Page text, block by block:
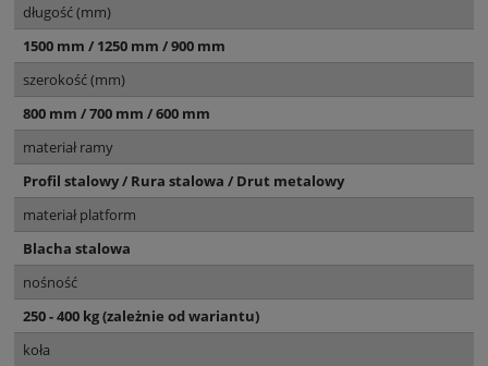
długość (mm)
1500 mm / 1250 mm / 900 mm
szerokość (mm)
800 mm / 700 mm / 600 mm
materiał ramy
Profil stalowy / Rura stalowa / Drut metalowy
materiał platform
Blacha stalowa
nośność
250 - 400 kg (zależnie od wariantu)
koła